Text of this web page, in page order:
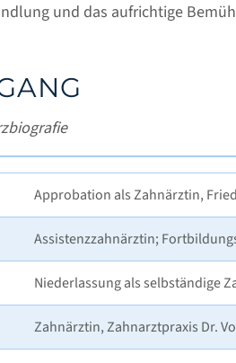
und das aufrichtige
Approbation als Zahnärztin,
Assistenzzahnärztin;
Niederlassung als selbständige
Zahnärztin, Zahnarztpraxis Dr.